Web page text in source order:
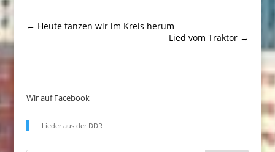
← Heute tanzen wir im Kreis herum
Lied vom Traktor →
Wir auf Facebook
Lieder aus der DDR